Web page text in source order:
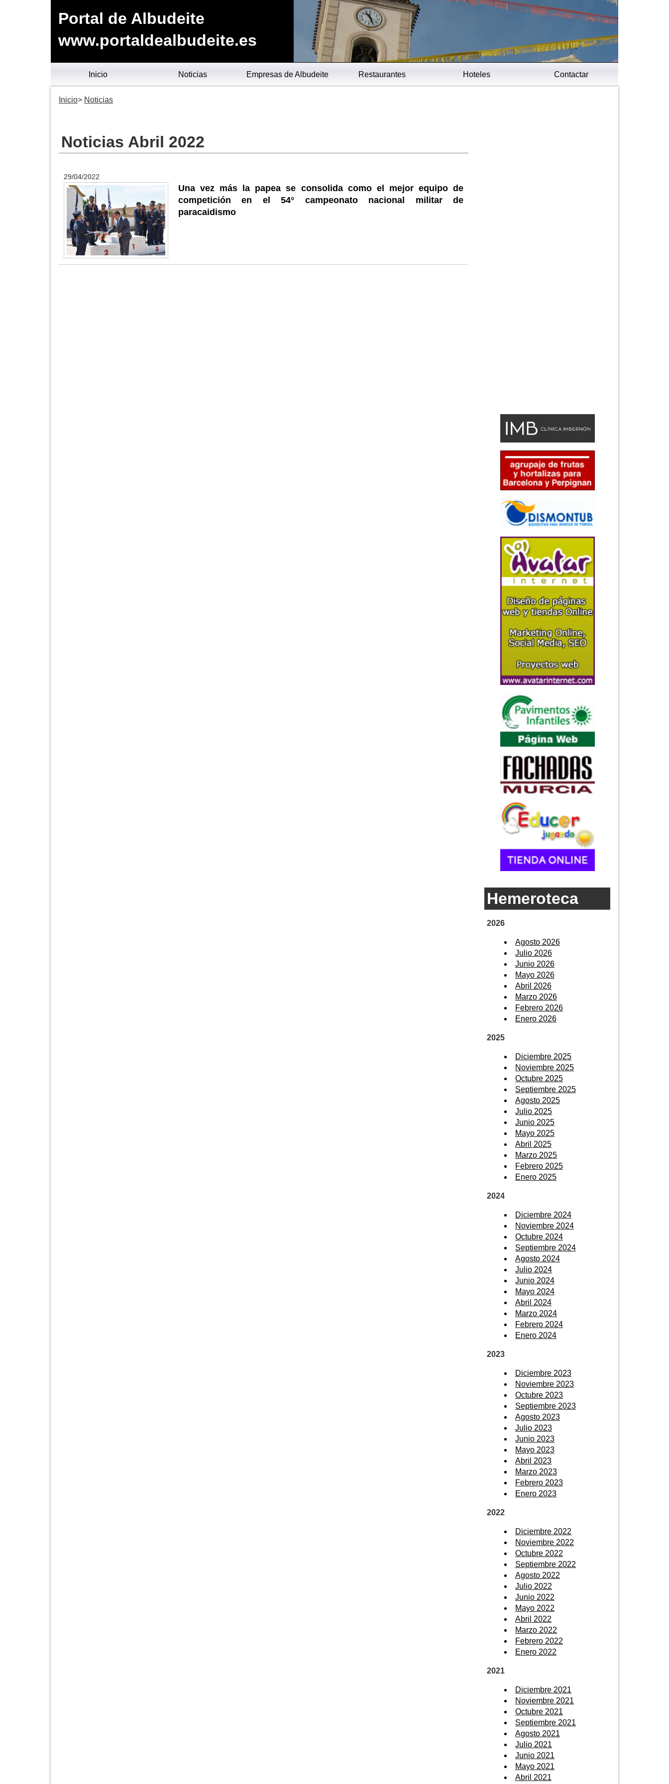
Portal de Albudeite
www.portaldealbudeite.es
Inicio Noticias Empresas de Albudeite Restaurantes Hoteles Contactar
Inicio Noticias
Noticias Abril 2022
29/04/2022
Una vez más la papea se consolida como el mejor equipo de
competición en el 54° campeonato nacional militar de
paracaidismo
Hemeroteca
2026
Agosto 2026
Julio 2026
Junio 2026
Mayo 2026
Abril 2026
Marzo 2026
Febrero 2026
Enero 2026
2025
Diciembre 2025
Noviembre 2025
Octubre 2025
Septiembre 2025
Agosto 2025
Julio 2025
Junio 2025
Mayo 2025
Abril 2025
Marzo 2025
Febrero 2025
Enero 2025
2024
Diciembre 2024
Noviembre 2024
Octubre 2024
Septiembre 2024
Agosto 2024
Julio 2024
Junio 2024
Mayo 2024
Abril 2024
Marzo 2024
Febrero 2024
Enero 2024
2023
Diciembre 2023
Noviembre 2023
Octubre 2023
Septiembre 2023
Agosto 2023
Julio 2023
Junio 2023
Mayo 2023
Abril 2023
Marzo 2023
Febrero 2023
Enero 2023
2022
Diciembre 2022
Noviembre 2022
Octubre 2022
Septiembre 2022
Agosto 2022
Julio 2022
Junio 2022
Mayo 2022
Abril 2022
Marzo 2022
Febrero 2022
Enero 2022
2021
Diciembre 2021
Noviembre 2021
Octubre 2021
Septiembre 2021
Agosto 2021
Julio 2021
Junio 2021
Mayo 2021
Abril 2021